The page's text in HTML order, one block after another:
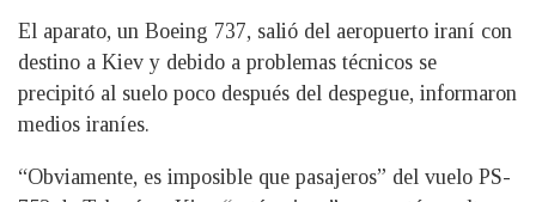
El aparato, un Boeing 737, salió del aeropuerto iraní con
destino a Kiev y debido a problemas técnicos se
precipitó al suelo poco después del despegue, informaron
medios iraníes.
“Obviamente, es imposible que pasajeros” del vuelo PS-